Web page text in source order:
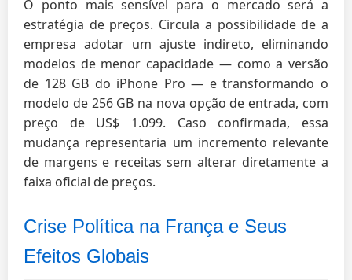
O ponto mais sensível para o mercado será a
estratégia de preços. Circula a possibilidade de a
empresa adotar um ajuste indireto, eliminando
modelos de menor capacidade — como a versão
de 128 GB do iPhone Pro — e transformando o
modelo de 256 GB na nova opção de entrada, com
preço de US$ 1.099. Caso confirmada, essa
mudança representaria um incremento relevante
de margens e receitas sem alterar diretamente a
faixa oficial de preços.
Crise Política na França e Seus
Efeitos Globais